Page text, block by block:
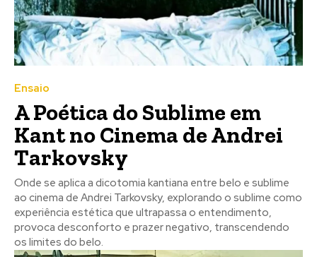
Ensaio
A Poética do Sublime em
Kant no Cinema de Andrei
Tarkovsky
Onde se aplica a dicotomia kantiana entre belo e sublime
ao cinema de Andrei Tarkovsky, explorando o sublime como
experiência estética que ultrapassa o entendimento,
provoca desconforto e prazer negativo, transcendendo
os limites do belo.